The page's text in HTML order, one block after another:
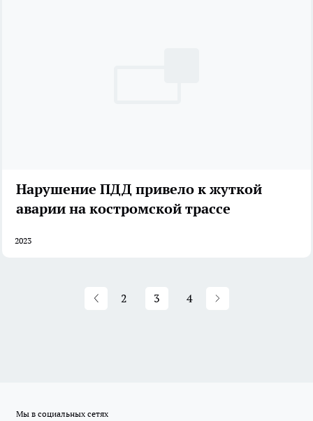
Нарушение ПДД привело к жуткой
аварии на костромской трассе
2023
2 3 4
Мы в социальных сетях